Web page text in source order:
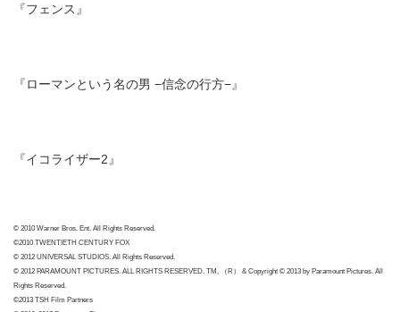
『フェンス』
『ローマンという名の男 −信念の行方−』
『イコライザー2』
© 2010 Warner Bros. Ent. All Rights Reserved.
©2010 TWENTIETH CENTURY FOX
© 2012 UNIVERSAL STUDIOS. All Rights Reserved.
© 2012 PARAMOUNT PICTURES. ALL RIGHTS RESERVED. TM, （R） & Copyright © 2013 by Paramount Pictures. All
Rights Reserved.
©2013 TSH Film Partners